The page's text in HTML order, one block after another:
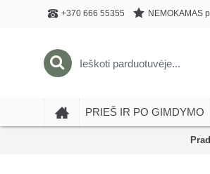
+370 666 55355 NEMOKAMAS
PRIEŠ IR PO GIMDYMO